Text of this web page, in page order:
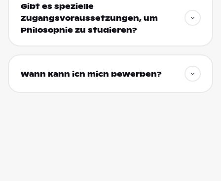
Gibt es spezielle
Zugangsvoraussetzungen, um
Philosophie zu studieren?
Wann kann ich mich bewerben?